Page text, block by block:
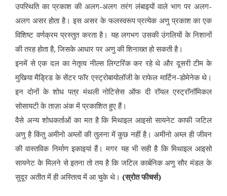
उपस्थिति का प्रकाश की अलग-अलग तरंग लंबाइयों वाले भाग पर अलग-
अलग असर होता है। इस असर के फलस्वरूप प्रत्येक अणु प्रकाश का एक
विशिष्ट वर्णक्रम प्रस्तुत करता है। यह लगभग उसकी उंगलियों के निशानों
की तरह होता है, जिसके आधार पर अणु की शिनाख्त हो सकती है।
इनमें से एक दल का नेतृत्व नील्स लिग्टरिंक कर रहे थे और दूसरी टीम के
मुखिया मैड्रिड के सेंटर फॉर एस्ट्रोबायोलॉजी के राफेल मार्टिन-डोमेनेक थे।
इन दोनों के शोध पत्र मंथली नोटिसेस ऑफ दी रॉयल एस्ट्रॉनॉमिकल
सोसायटी के ताज़ा अंक में प्रकाशित हुए हैं।
वैसे अन्य शोधकर्ताओं का मत है कि मिथाइल आइसो सायनेट काफी जटिल
अणु है किंतु अमीनो अम्लों की तुलना में कुछ नहीं है। अमीनो अम्ल ही जीवन
की वास्तविक निर्माण इकाइयां हैं। मगर यह भी सही है कि मिथाइल आइसो
सायनेट के मिलने से इतना तो तय है कि जटिल कार्बनिक अणु सौर मंडल के
सुदूर अतीत में ही अस्तित्व में आ चुके थे। (स्रोत फीचर्स)